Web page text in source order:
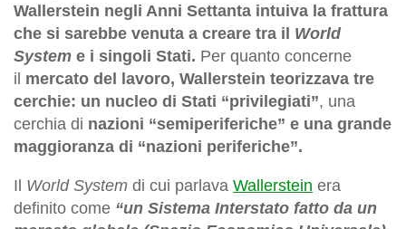
Wallerstein negli Anni Settanta intuiva la frattura
che si sarebbe venuta a creare tra il World
System e i singoli Stati. Per quanto concerne
il mercato del lavoro, Wallerstein teorizzava tre
cerchie: un nucleo di Stati “privilegiati”, una
cerchia di nazioni “semiperiferiche” e una grande
maggioranza di “nazioni periferiche”.
Il World System di cui parlava Wallerstein era
definito come “un Sistema Interstato fatto da un